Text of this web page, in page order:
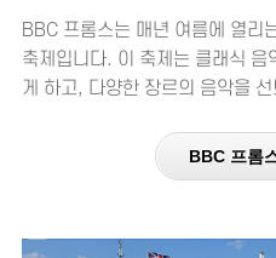
BBC 프롬스는 매년 여름에 열리
축제입니다. 이 축제는 클래식
게 하고, 다양한 장르의 음악을
BBC 프롬